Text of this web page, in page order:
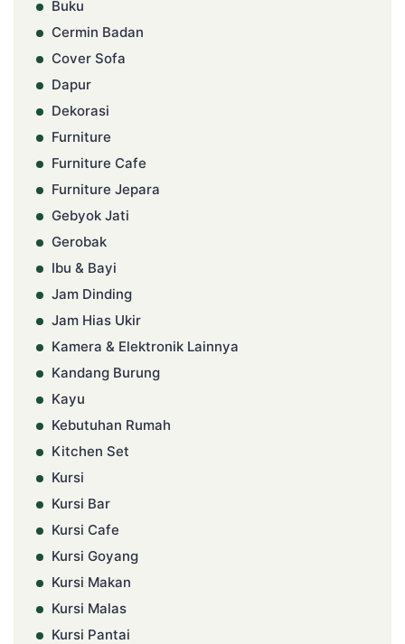
Buku
Cermin Badan
Cover Sofa
Dapur
Dekorasi
Furniture
Furniture Cafe
Furniture Jepara
Gebyok Jati
Gerobak
Ibu & Bayi
Jam Dinding
Jam Hias Ukir
Kamera & Elektronik Lainnya
Kandang Burung
Kayu
Kebutuhan Rumah
Kitchen Set
Kursi
Kursi Bar
Kursi Cafe
Kursi Goyang
Kursi Makan
Kursi Malas
Kursi Pantai